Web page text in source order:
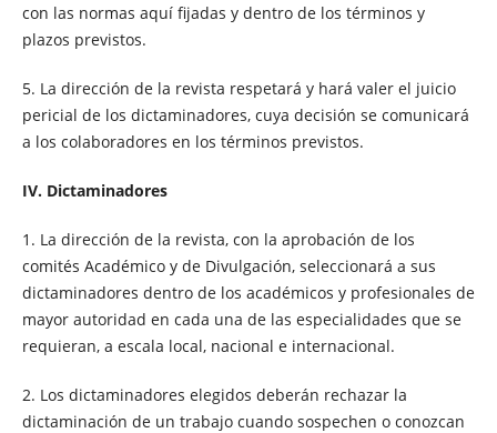
con las normas aquí fijadas y dentro de los términos y
plazos previstos.
5. La dirección de la revista respetará y hará valer el juicio
pericial de los dictaminadores, cuya decisión se comunicará
a los colaboradores en los términos previstos.
IV. Dictaminadores
1. La dirección de la revista, con la aprobación de los
comités Académico y de Divulgación, seleccionará a sus
dictaminadores dentro de los académicos y profesionales de
mayor autoridad en cada una de las especialidades que se
requieran, a escala local, nacional e internacional.
2. Los dictaminadores elegidos deberán rechazar la
dictaminación de un trabajo cuando sospechen o conozcan